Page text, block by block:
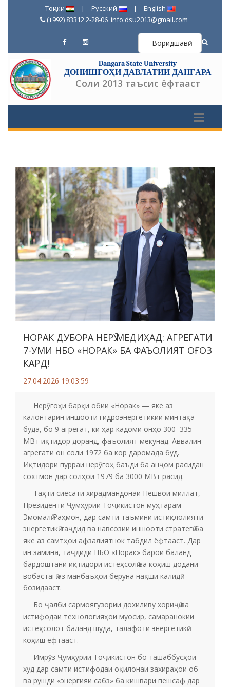
Тоҷики | Русский |
English
(+992) 83312 2-28-06 info.dsu2013@gmail.com
Воридшавӣ
Dangara State University
ДОНИШГОҲИ ДАВЛАТИИ ДАНҒАРА
Соли 2013 таъсис ёфтааст
НОРАК ДУБОРА НЕРӮ МЕДИҲАД: АГРЕГАТИ
7-УМИ НБО «НОРАК» БА ФАЪОЛИЯТ ОҒОЗ
КАРД!
27.04.2026 19:03:59
Нерӯгоҳи барқи обии «Норак» — яке аз
калонтарин иншооти гидроэнергетикии минтақа
буда, бо 9 агрегат, ки ҳар кадоми онҳо 300–335
МВт иқтидор доранд, фаъолият мекунад. Аввалин
агрегати он соли 1972 ба кор даромада буд.
Иқтидори пурраи нерӯгоҳ баъди ба анҷом расидан
сохтмон дар солҳои 1979 ба 3000 МВт расид.
Таҳти сиёсати хирадмандонаи Пешвои миллат,
Президенти Ҷумҳурии Тоҷикистон муҳтарам
Эмомалӣ Раҳмон, дар самти таъмини истиқлолияти
энергетикӣ таҷдид ва навсозии иншооти стратегӣ ба
яке аз самтҳои афзалиятнок табдил ёфтааст. Дар
ин замина, таҷдиди НБО «Норак» барои баланд
бардоштани иқтидори истеҳсолӣ ва коҳиш додани
вобастагӣ аз манбаъҳои беруна нақши калидӣ
бозидааст.
Бо ҷалби сармоягузории дохиливу хориҷӣ ва
истифодаи технологияҳои муосир, самаранокии
истеҳсолот баланд шуда, талафоти энергетикӣ
коҳиш ёфтааст.
Имрӯз Ҷумҳурии Тоҷикистон бо ташаббусҳои
худ дар самти истифодаи оқилонаи захираҳои об
ва рушди «энергияи сабз» ба кишвари пешсаф дар